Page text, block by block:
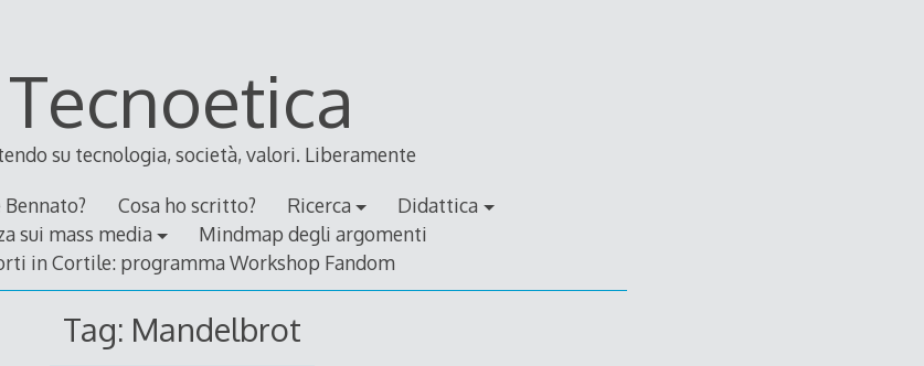
Tecnoetica
su tecnologia, società, valori. Liberamente
Cosa ho scritto? Ricerca
Didattica
sui mass media
Mindmap degli argomenti
in Cortile: programma Workshop Fandom
Tag: Mandelbrot